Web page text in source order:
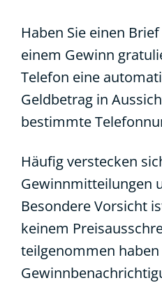
Haben Sie einen
einem Gewinn
Telefon eine
Geldbetrag in
bestimmte
Häufig verstecken
Gewinnmitteilungen
Besondere Vorsicht
keinem
teilgenommen